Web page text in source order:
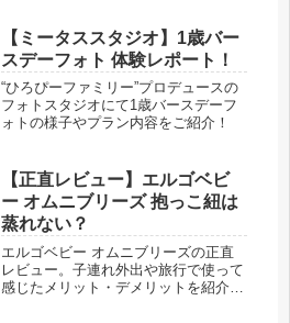
【ミータススタジオ】1歳バー
スデーフォト 体験レポート！
“ひろぴーファミリー”プロデュースの
フォトスタジオにて1歳バースデーフ
ォトの様子やプラン内容をご紹介！
【正直レビュー】エルゴベビ
ー オムニブリーズ 抱っこ紐は
蒸れない？
エルゴベビー オムニブリーズの正直
レビュー。子連れ外出や旅行で使って
感じたメリット・デメリットを紹介。